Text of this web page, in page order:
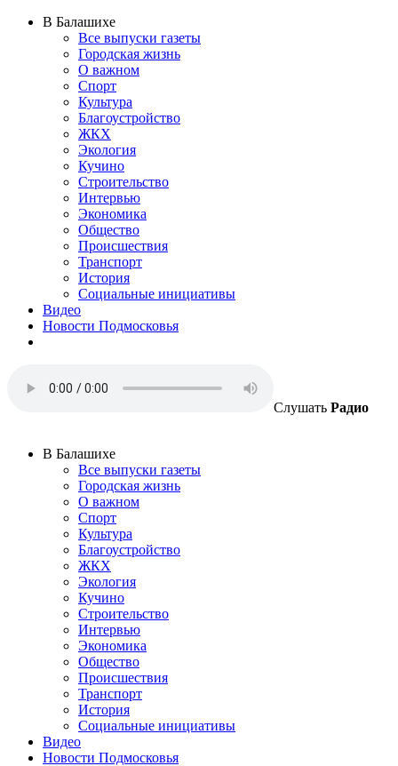
В Балашихе
Все выпуски газеты
Городская жизнь
О важном
Спорт
Культура
Благоустройство
ЖКХ
Экология
Кучино
Строительство
Интервью
Экономика
Общество
Происшествия
Транспорт
История
Социальные инициативы
Видео
Новости Подмосковья
Слушать Радио
В Балашихе
Все выпуски газеты
Городская жизнь
О важном
Спорт
Культура
Благоустройство
ЖКХ
Экология
Кучино
Строительство
Интервью
Экономика
Общество
Происшествия
Транспорт
История
Социальные инициативы
Видео
Новости Подмосковья